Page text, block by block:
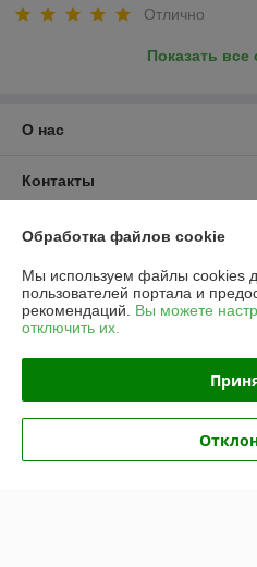
Отлично
Показать
О нас
Контакты
Доставка и оплата
График работы
Полная версия сайта
Политика обработки cookies
Сайт создан на платформе
Обработка файлов cookie
Мы используем файлы cookies
пользователей портала и
рекомендаций. Вы можете
отключить их.